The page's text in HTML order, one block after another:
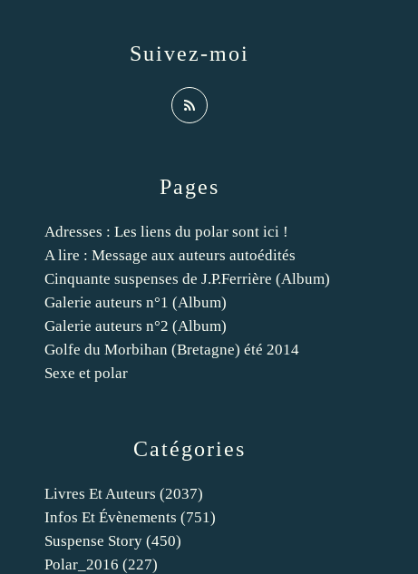
Catégories
Livres Et Auteurs (2037)
Infos Et Évènements (751)
Suspense Story (450)
Polar_2016 (227)
Pages
Adresses : Les liens du polar sont ici !
A lire : Message aux auteurs autoédités
Cinquante suspenses de J.P.Ferrière (Album)
Galerie auteurs n°1 (Album)
Galerie auteurs n°2 (Album)
Golfe du Morbihan (Bretagne) été 2014
Sexe et polar
Suivez-moi